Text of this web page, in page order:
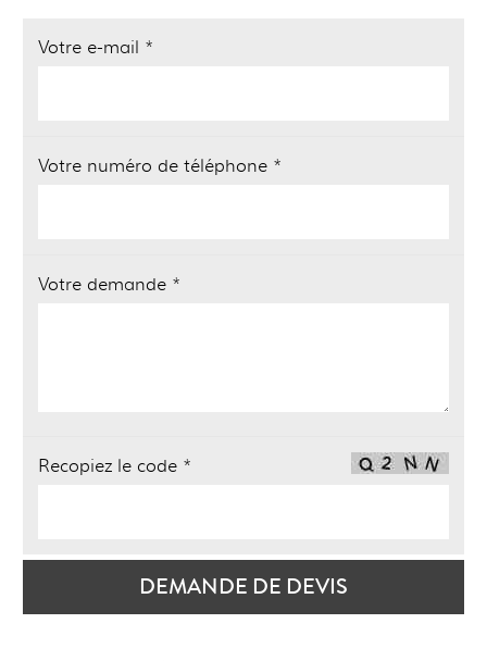
Votre e-mail *
Votre numéro de téléphone *
Votre demande *
Recopiez le code *
DEMANDE DE DEVIS